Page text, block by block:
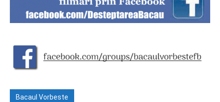
Bacaul Vorbeste